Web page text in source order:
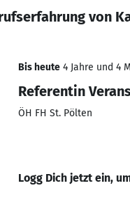
von
Bis heute 4 Jahre und 4
Referentin
ÖH FH St. Pölten
Logg Dich jetzt ein,